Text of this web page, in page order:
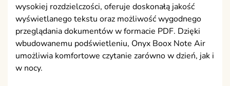
wysokiej rozdzielczości, oferuje doskonałą jakość
wyświetlanego tekstu oraz możliwość wygodnego
przeglądania dokumentów w formacie PDF. Dzięki
wbudowanemu podświetleniu, Onyx Boox Note Air
umożliwia komfortowe czytanie zarówno w dzień, jak i
w nocy.